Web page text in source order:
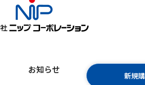
お知らせ
新規